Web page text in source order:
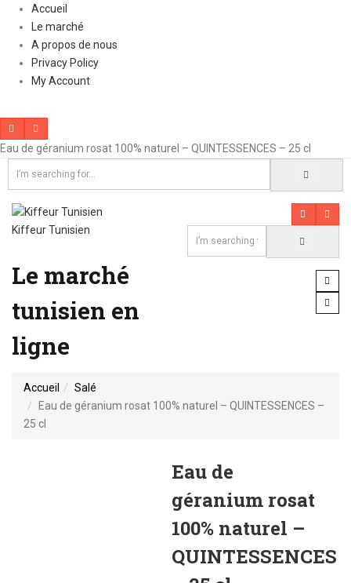
Accueil
Le marché
A propos de nous
Privacy Policy
My Account
Eau de géranium rosat 100% naturel – QUINTESSENCES – 25 cl
Kiffeur Tunisien
Le marché
tunisien en
ligne
Accueil
Salé
Eau de géranium rosat 100% naturel – QUINTESSENCES –
25 cl
Eau de
géranium rosat
100% naturel –
QUINTESSENCES